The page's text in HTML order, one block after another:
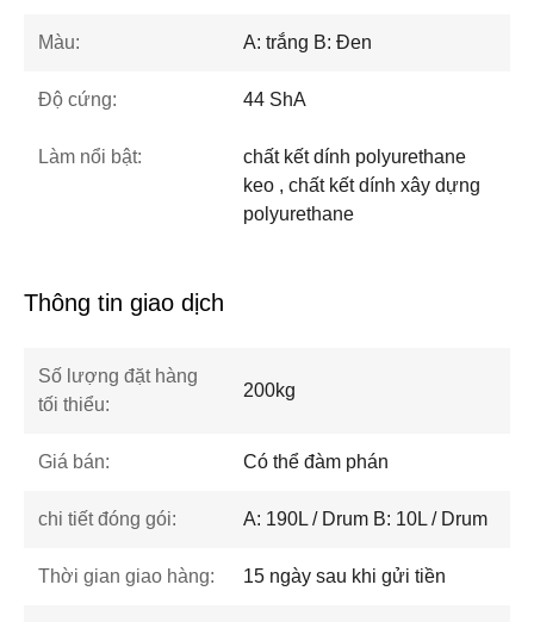
Màu: A: trắng B: Đen
Độ cứng: 44 ShA
Làm nổi bật:
chất kết dính polyurethane
keo , chất kết dính xây dựng
polyurethane
Thông tin giao dịch
Số lượng đặt hàng
tối thiểu:
200kg
Giá bán: Có thể đàm phán
chi tiết đóng gói: A: 190L / Drum B: 10L / Drum
Thời gian giao hàng: 15 ngày sau khi gửi tiền